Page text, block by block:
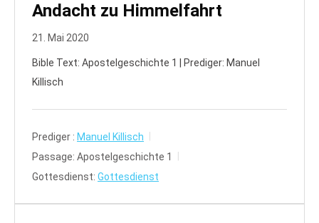
Andacht zu Himmelfahrt
21. Mai 2020
Bible Text: Apostelgeschichte 1 | Prediger: Manuel
Killisch
Prediger : Manuel Killisch
Passage: Apostelgeschichte 1
Gottesdienst: Gottesdienst